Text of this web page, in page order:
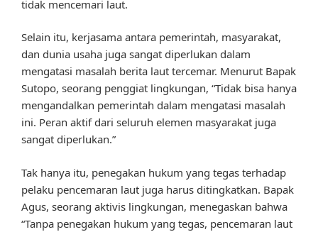
tidak mencemari laut.
Selain itu, kerjasama antara pemerintah, masyarakat,
dan dunia usaha juga sangat diperlukan dalam
mengatasi masalah berita laut tercemar. Menurut Bapak
Sutopo, seorang penggiat lingkungan, “Tidak bisa hanya
mengandalkan pemerintah dalam mengatasi masalah
ini. Peran aktif dari seluruh elemen masyarakat juga
sangat diperlukan.”
Tak hanya itu, penegakan hukum yang tegas terhadap
pelaku pencemaran laut juga harus ditingkatkan. Bapak
Agus, seorang aktivis lingkungan, menegaskan bahwa
“Tanpa penegakan hukum yang tegas, pencemaran laut